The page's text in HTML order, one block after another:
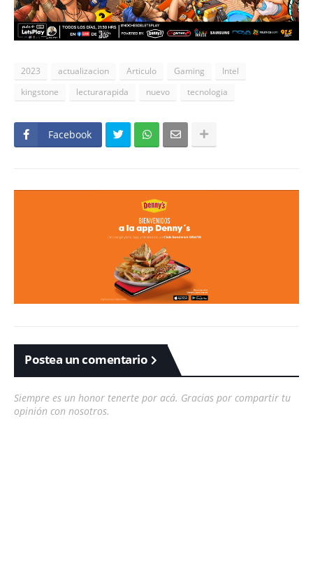
2023 actualizacion Articulo Gaming
Intel
kingstone
lecturarapida nuevo tecnologia
Facebook
Postea un comentario
Siempre es un honor tenerte por acá. Gracias por compartir tu
opinión con nosotros.